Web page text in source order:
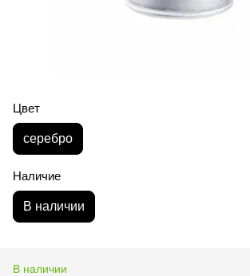
Цвет
серебро
Наличие
В наличии
В наличии